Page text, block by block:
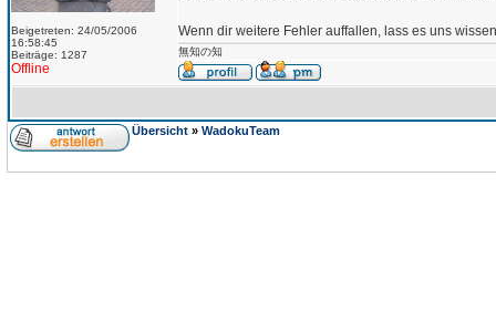
Beigetreten: 24/05/2006
16:58:45
Beiträge: 1287
Offline
Wenn dir weitere Fehler auffallen, lass es uns
無知の知
Übersicht » WadokuTeam